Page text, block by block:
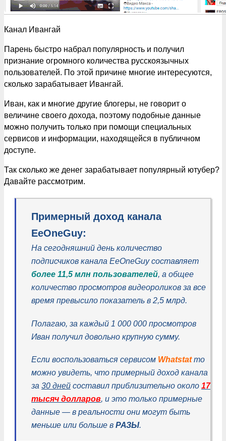
Канал Ивангай
Парень быстро набрал популярность и получил
признание огромного количества русскоязычных
пользователей. По этой причине многие интересуются,
сколько зарабатывает Ивангай.
Иван, как и многие другие блогеры, не говорит о
величине своего дохода, поэтому подобные данные
можно получить только при помощи специальных
сервисов и информации, находящейся в публичном
доступе.
Так сколько же денег зарабатывает популярный ютубер?
Давайте рассмотрим.
Примерный доход канала
EeOneGuy:
На сегодняшний день количество
подписчиков канала EeOneGuy составляет
более 11,5 млн пользователей, а общее
количество просмотров видеороликов за все
время превысило показатель в 2,5 млрд.
Полагаю, за каждый 1 000 000 просмотров
Иван получил довольно крупную сумму.
Если воспользоваться сервисом Whatstatто
можно увидеть, что примерный доход канала
за 30 дней составил приблизительно около 17
тысяч долларов, и это только примерные
данные — в реальности они могут быть
меньше или больше в РАЗЫ.